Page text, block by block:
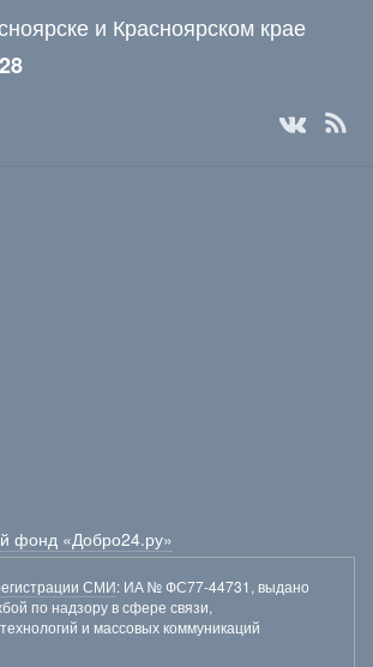
и Красноярском крае
фонд «Добро24.ру»
СМИ: ИА № ФС77-44731, выдано
по надзору в сфере связи,
и массовых коммуникаций